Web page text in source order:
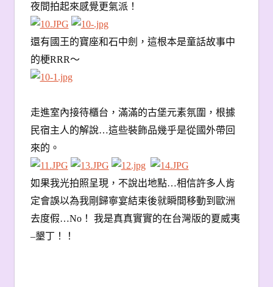
夜間拍起來感覺更氣派！
還有國王的寶座和石中劍，這根本是童話故事中
的梗RRR〜
走進室內接待櫃台，滿滿的古堡元素氛圍，根據
民宿主人的解說…這些裝飾品幾乎是從國外帶回
來的。
如果我光拍照呈現，不說出地點…相信許多人肯
定會誤以為我剛歸寧宴結束後就瞬間移動到歐洲
去度假…No！ 我是真真實實的在台灣版的夏威夷
–墾丁！！